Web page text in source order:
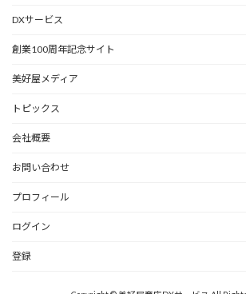
DXサービス
創業100周年記念サイト
美好屋メディア
トピックス
会社概要
お問い合わせ
プロフィール
ログイン
登録